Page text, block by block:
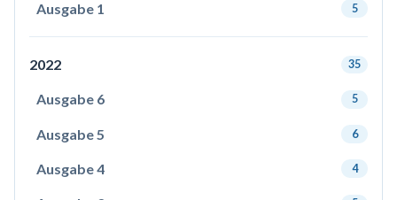
Ausgabe 1 5
2022 35
Ausgabe 6 5
Ausgabe 5 6
Ausgabe 4 4